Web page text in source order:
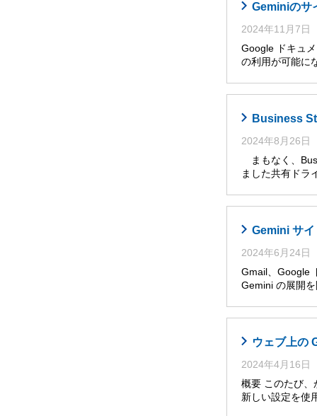
Geminiのサ
2024年11月7日
Google ドキュ
の利用が可能に
Business
2024年8月26日
まもなく、
ました共有ドラ
Gemini サ
2024年6月24日
Gmail、Google
Gemini の展開
ウェブ上の
2024年4月16日
概要 このたび、
新しい設定を使